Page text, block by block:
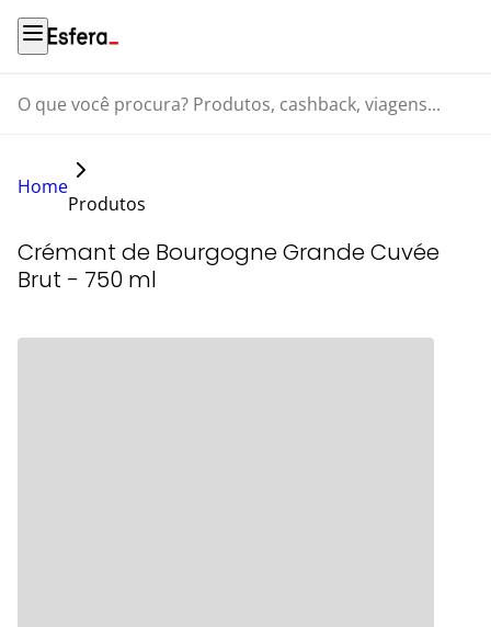
O que você procura? Produtos, cashback, viagens...
Home
Produtos
Crémant de Bourgogne Grande Cuvée
Brut - 750 ml